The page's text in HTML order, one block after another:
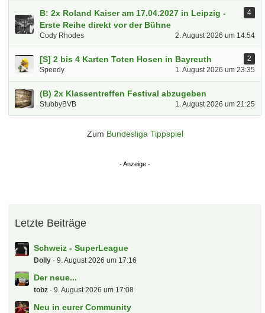
B: 2x Roland Kaiser am 17.04.2027 in Leipzig -
Erste Reihe direkt vor der Bühne
4
Cody Rhodes 2. August 2026 um 14:54
[S] 2 bis 4 Karten Toten Hosen in Bayreuth
2
Speedy
1. August 2026 um 23:35
(B) 2x Klassentreffen Festival abzugeben
StubbyBVB 1. August 2026 um 21:25
Zum Bundesliga Tippspiel
Letzte Beiträge
Schweiz - SuperLeague
Dolly 9. August 2026 um 17:16
Der neue...
tobz 9. August 2026 um 17:08
Neu in eurer Community